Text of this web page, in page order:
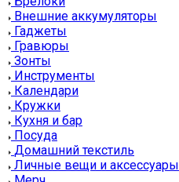
Внешние аккумуляторы
Гаджеты
Гравюры
Зонты
Инструменты
Календари
Кружки
Кухня и бар
Посуда
Домашний текстиль
Личные вещи и аксессуары